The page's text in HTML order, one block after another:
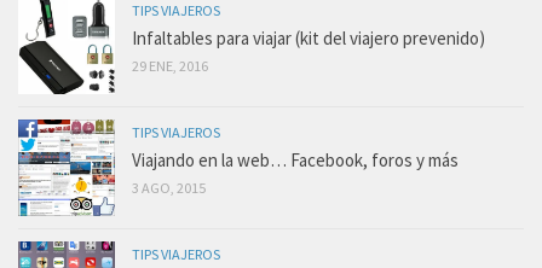
TIPS VIAJEROS
Infaltables para viajar (kit del viajero prevenido)
29 ENE, 2016
TIPS VIAJEROS
Viajando en la web… Facebook, foros y más
3 AGO, 2015
TIPS VIAJEROS